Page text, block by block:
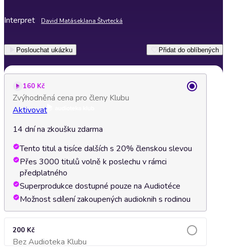
Interpret David MatásekJana Štvrtecká
Poslouchat ukázku Přidat do oblíbených
160 Kč
Zvýhodněná cena pro členy Klubu
Aktivovat
14 dní na zkoušku zdarma
Tento titul a tisíce dalších s 20% členskou slevou
Přes 3000 titulů volně k poslechu v rámci
předplatného
Superprodukce dostupné pouze na Audiotéce
Možnost sdílení zakoupených audioknih s rodinou
200 Kč
Bez Audioteka KlubuPřidat do košíku